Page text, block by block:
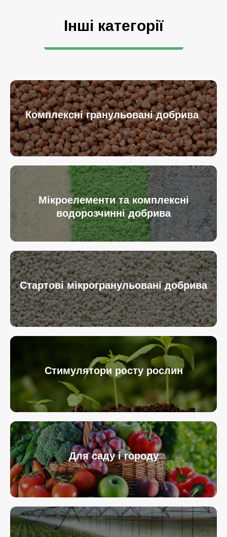
Інші категорії
Комплексні гранульовані добрива
Мікроелементи та комплексні
водорозчинні добрива
Стартові мікрогранульовані добрива
Стимулятори росту рослин
Для саду і городу